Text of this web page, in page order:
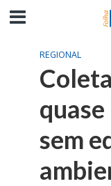
REGIONAL
sem